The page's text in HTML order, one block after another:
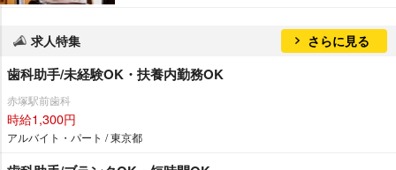
求人特集 さらに見る
歯科助手/未経験OK・扶養内勤務OK
赤塚駅前歯科
時給1,300円
アルバイト・パート / 東京都